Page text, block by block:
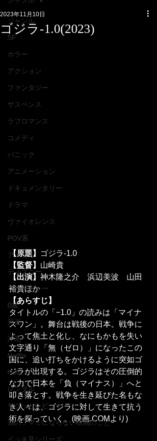
ジャンル
SF
ホラー
アクション
ファンタジー
サスペンス
ラブロマンス
コメディ
パニック
アニメーション
ドキュメンタリー
ドラマ
ヴァイオレンス
POV系
アメコミ
ディズニー
クリーチャー
B級
邦画
洋画
Netflix
Hulu
レンタル
サクッとレビュー
酒のツマミにならない映画のこと
イッキ見シリーズ
ゴジラ-1.0(2023)
2023年11月10日
【原題】
ゴジラ-1.0
【監督】 山崎貴
【出演】 神木隆之介　浜辺美波　山田
裕貴ほか
【あらすじ】
タイトルの「−1.0」の読みは「マイナ
スワン」。舞台は戦後の日本。戦争に
よって焦土と化し、なにもかもを失い
文字通り「無（ゼロ）」になったこの
国に、追い打ちをかけるように突如ゴ
ジラが出現する。ゴジラはその圧倒的
な力で日本を「負（マイナス）」へと
叩き落とす。戦争を生き延びた名もな
き人々は、ゴジラに対して生きて抗う
術を探っていく。(映画.COMより)